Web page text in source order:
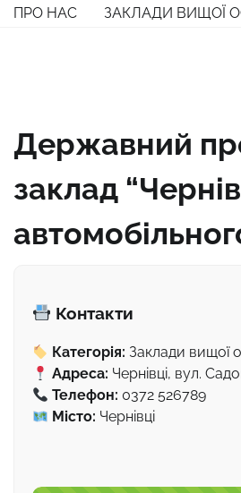
Перейти
ПРО НАС ЗАКЛАДИ ВИЩОЇ
Державний
заклад
Контакти
Категорія: Заклади вищої
Адреса: Чернівці, вул.
Телефон: 0372 526789
Місто: Чернівці